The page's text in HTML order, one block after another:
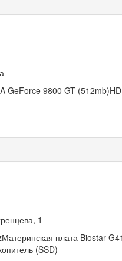
9800 GT
1
плата Biostar
(SSD)